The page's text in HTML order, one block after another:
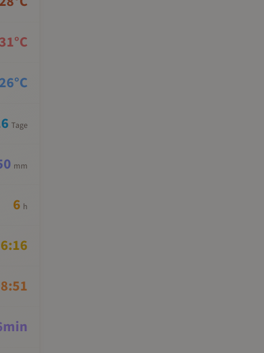
31°C
26°C
Tage
mm
6 h
min